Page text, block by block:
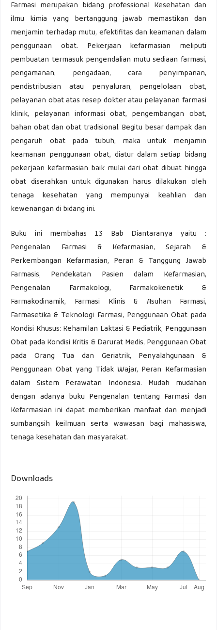
Farmasi merupakan bidang professional Kesehatan dan
ilmu kimia yang bertanggung jawab memastikan dan
menjamin terhadap mutu, efektifitas dan keamanan dalam
penggunaan obat. Pekerjaan kefarmasian meliputi
pembuatan termasuk pengendalian mutu sediaan farmasi,
pengamanan, pengadaan, cara penyimpanan,
pendistribusian atau penyaluran, pengelolaan obat,
pelayanan obat atas resep dokter atau pelayanan farmasi
klinik, pelayanan informasi obat, pengembangan obat,
bahan obat dan obat tradisional. Begitu besar dampak dan
pengaruh obat pada tubuh, maka untuk menjamin
keamanan penggunaan obat, diatur dalam setiap bidang
pekerjaan kefarmasian baik mulai dari obat dibuat hingga
obat diserahkan untuk digunakan harus dilakukan oleh
tenaga kesehatan yang mempunyai keahlian dan
kewenangan di bidang ini.
Buku ini membahas 13 Bab Diantaranya yaitu :
Pengenalan Farmasi & Kefarmasian, Sejarah &
Perkembangan Kefarmasian, Peran & Tanggung Jawab
Farmasis, Pendekatan Pasien dalam Kefarmasian,
Pengenalan Farmakologi, Farmakokenetik &
Farmakodinamik, Farmasi Klinis & Asuhan Farmasi,
Farmasetika & Teknologi Farmasi, Penggunaan Obat pada
Kondisi Khusus: Kehamilan Laktasi & Pediatrik, Penggunaan
Obat pada Kondisi Kritis & Darurat Medis, Penggunaan Obat
pada Orang Tua dan Geriatrik, Penyalahgunaan &
Penggunaan Obat yang Tidak Wajar, Peran Kefarmasian
dalam Sistem Perawatan Indonesia. Mudah mudahan
dengan adanya buku Pengenalan tentang Farmasi dan
Kefarmasian ini dapat memberikan manfaat dan menjadi
sumbangsih keilmuan serta wawasan bagi mahasiswa,
tenaga kesehatan dan masyarakat.
Downloads